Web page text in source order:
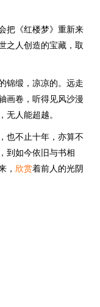
把《红楼梦》重新来
之人创造的宝藏，取
锦缎，凉凉的。远走
画卷，听得见风沙漫
无人能超越。
也不止十年，亦算不
到如今依旧与书相
， 欣赏着前人的光阴